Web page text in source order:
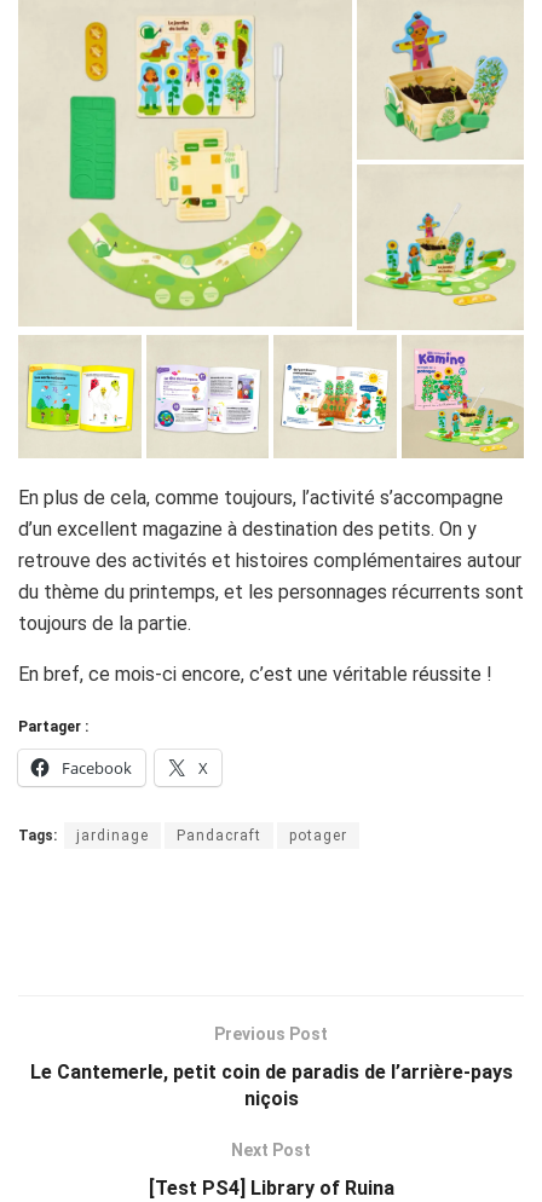
En plus de cela, comme toujours, l’activité s’accompagne
d’un excellent magazine à destination des petits. On y
retrouve des activités et histoires complémentaires autour
du thème du printemps, et les personnages récurrents sont
toujours de la partie.
En bref, ce mois-ci encore, c’est une véritable réussite !
Partager :
Facebook X
Tags: jardinage Pandacraft potager
Previous Post
Le Cantemerle, petit coin de paradis de l’arrière-pays
niçois
Next Post
[Test PS4] Library of Ruina